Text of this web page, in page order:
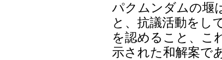
パクムンダムの堰
と、抗議活動をし
を認めること、こ
示された和解案で